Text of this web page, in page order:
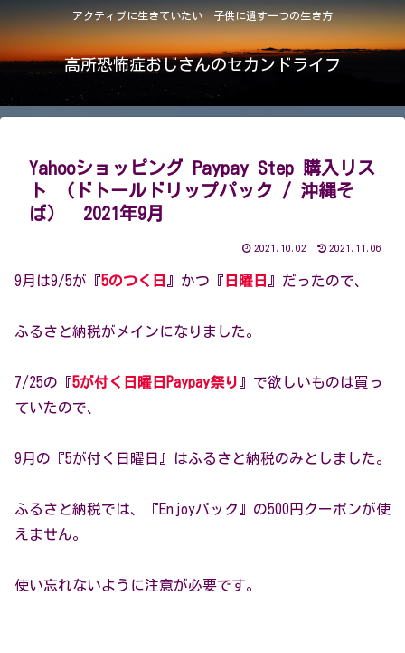
アクティブに生きていたい 子供に遺す一つの生き方
高所恐怖症おじさんのセカンドライフ
Yahooショッピング Paypay Step 購入リス
ト （ドトールドリップパック / 沖縄そ
ば） 2021年9月
2021.10.02 2021.11.06
9月は9/5が『5のつく日 』かつ『 日曜日 』だったので、
ふるさと納税がメインになりました。
7/25の『5が付く日曜日Paypay祭り』で欲しいものは買っ
ていたので、
9月の『5が付く日曜日』はふるさと納税のみとしました。
ふるさと納税では、『Enjoyパック』の500円クーポンが使
えません。
使い忘れないように注意が必要です。